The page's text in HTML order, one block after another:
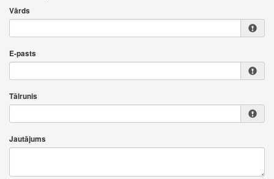
Vārds
E-pasts
Tālrunis
Jautājums